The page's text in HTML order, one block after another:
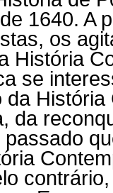
1640. A
os
História
se
História
da